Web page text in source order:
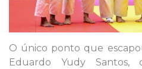
O único ponto que
Eduardo Yudy Santos,